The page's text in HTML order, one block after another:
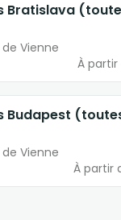
Bratislava
Vienne
À partir
Budapest
Vienne
À partir